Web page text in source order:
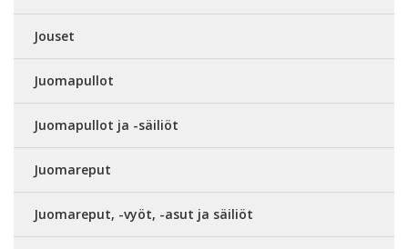
Jouset
Juomapullot
Juomapullot ja -säiliöt
Juomareput
Juomareput, -vyöt, -asut ja säiliöt